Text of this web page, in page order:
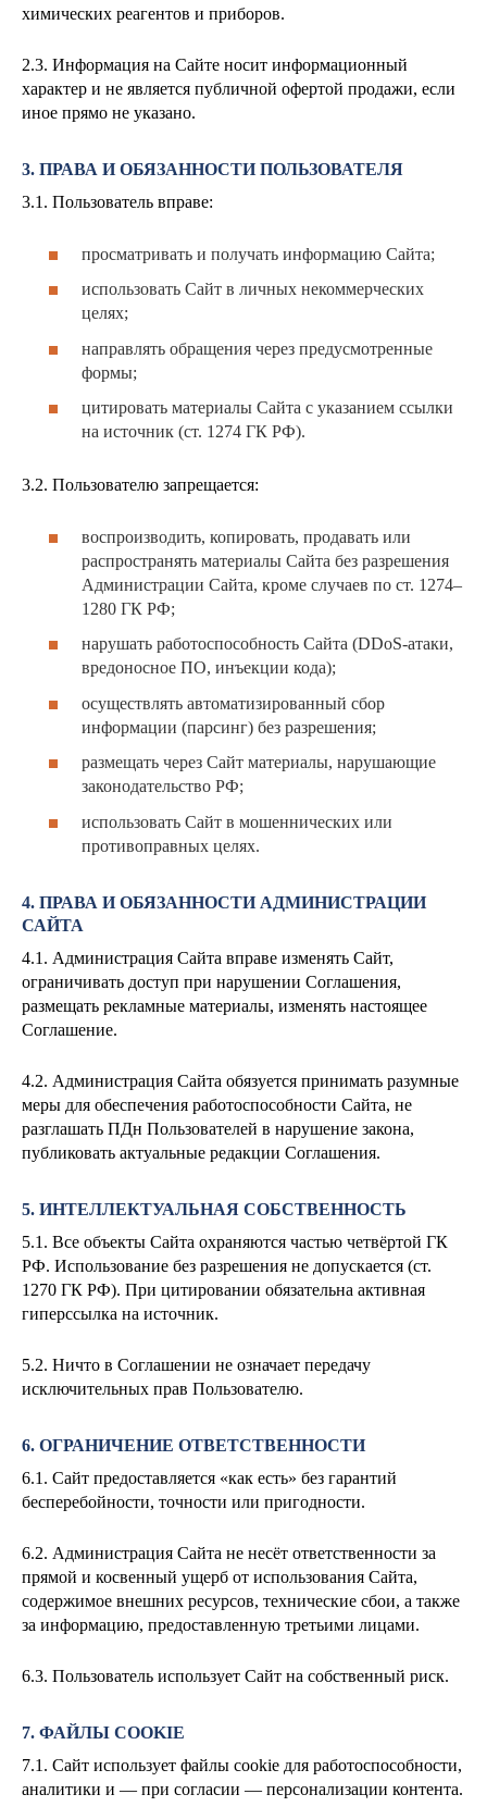
химических реагентов и приборов.
2.3. Информация на Сайте носит информационный
характер и не является публичной офертой продажи, если
иное прямо не указано.
3. ПРАВА И ОБЯЗАННОСТИ ПОЛЬЗОВАТЕЛЯ
3.1. Пользователь вправе:
просматривать и получать информацию Сайта;
использовать Сайт в личных некоммерческих
целях;
направлять обращения через предусмотренные
формы;
цитировать материалы Сайта с указанием ссылки
на источник (ст. 1274 ГК РФ).
3.2. Пользователю запрещается:
воспроизводить, копировать, продавать или
распространять материалы Сайта без разрешения
Администрации Сайта, кроме случаев по ст. 1274–
1280 ГК РФ;
нарушать работоспособность Сайта (DDoS-атаки,
вредоносное ПО, инъекции кода);
осуществлять автоматизированный сбор
информации (парсинг) без разрешения;
размещать через Сайт материалы, нарушающие
законодательство РФ;
использовать Сайт в мошеннических или
противоправных целях.
4. ПРАВА И ОБЯЗАННОСТИ АДМИНИСТРАЦИИ
САЙТА
4.1. Администрация Сайта вправе изменять Сайт,
ограничивать доступ при нарушении Соглашения,
размещать рекламные материалы, изменять настоящее
Соглашение.
4.2. Администрация Сайта обязуется принимать разумные
меры для обеспечения работоспособности Сайта, не
разглашать ПДн Пользователей в нарушение закона,
публиковать актуальные редакции Соглашения.
5. ИНТЕЛЛЕКТУАЛЬНАЯ СОБСТВЕННОСТЬ
5.1. Все объекты Сайта охраняются частью четвёртой ГК
РФ. Использование без разрешения не допускается (ст.
1270 ГК РФ). При цитировании обязательна активная
гиперссылка на источник.
5.2. Ничто в Соглашении не означает передачу
исключительных прав Пользователю.
6. ОГРАНИЧЕНИЕ ОТВЕТСТВЕННОСТИ
6.1. Сайт предоставляется «как есть» без гарантий
бесперебойности, точности или пригодности.
6.2. Администрация Сайта не несёт ответственности за
прямой и косвенный ущерб от использования Сайта,
содержимое внешних ресурсов, технические сбои, а также
за информацию, предоставленную третьими лицами.
6.3. Пользователь использует Сайт на собственный риск.
7. ФАЙЛЫ COOKIE
7.1. Сайт использует файлы cookie для работоспособности,
аналитики и — при согласии — персонализации контента.